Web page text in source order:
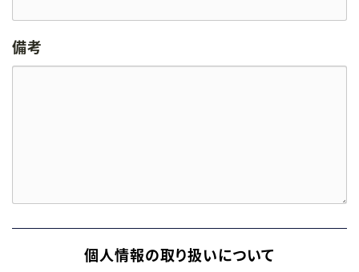
備考
個人情報の取り扱いについて